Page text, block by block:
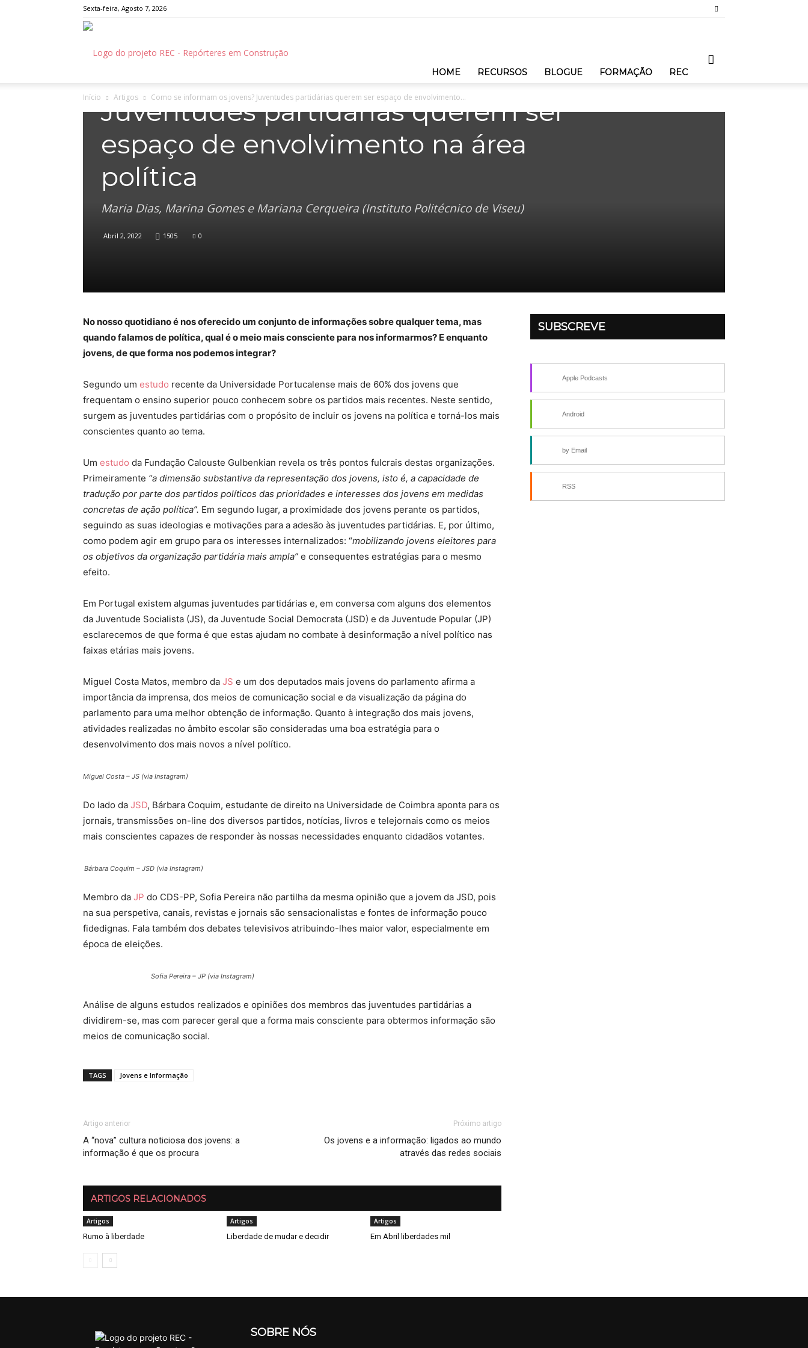
Sexta-feira, Agosto 7, 2026
HOME RECURSOS BLOGUE FORMAÇÃO REC
Início Artigos Como se informam os jovens? Juventudes partidárias querem ser espaço de envolvimento...
Artigos
Como se informam os jovens?
Juventudes partidárias querem ser
espaço de envolvimento na área
política
Maria Dias, Marina Gomes e Mariana Cerqueira (Instituto Politécnico de Viseu)
Abril 2, 2022 1505 0
No nosso quotidiano é nos oferecido um conjunto de informações sobre qualquer tema, mas
quando falamos de política, qual é o meio mais consciente para nos informarmos? E enquanto
jovens, de que forma nos podemos integrar?
Segundo um estudo recente da Universidade Portucalense mais de 60% dos jovens que
frequentam o ensino superior pouco conhecem sobre os partidos mais recentes. Neste sentido,
surgem as juventudes partidárias com o propósito de incluir os jovens na política e torná-los mais
conscientes quanto ao tema.
Um estudo da Fundação Calouste Gulbenkian revela os três pontos fulcrais destas organizações.
Primeiramente “a dimensão substantiva da representação dos jovens, isto é, a capacidade de
tradução por parte dos partidos políticos das prioridades e interesses dos jovens em medidas
concretas de ação política”. Em segundo lugar, a proximidade dos jovens perante os partidos,
seguindo as suas ideologias e motivações para a adesão às juventudes partidárias. E, por último,
como podem agir em grupo para os interesses internalizados: “mobilizando jovens eleitores para
os objetivos da organização partidária mais ampla” e consequentes estratégias para o mesmo
efeito.
Em Portugal existem algumas juventudes partidárias e, em conversa com alguns dos elementos
da Juventude Socialista (JS), da Juventude Social Democrata (JSD) e da Juventude Popular (JP)
esclarecemos de que forma é que estas ajudam no combate à desinformação a nível político nas
faixas etárias mais jovens.
Miguel Costa Matos, membro da JS e um dos deputados mais jovens do parlamento afirma a
importância da imprensa, dos meios de comunicação social e da visualização da página do
parlamento para uma melhor obtenção de informação. Quanto à integração dos mais jovens,
atividades realizadas no âmbito escolar são consideradas uma boa estratégia para o
desenvolvimento dos mais novos a nível político.
Miguel Costa – JS (via Instagram)
Do lado da JSD, Bárbara Coquim, estudante de direito na Universidade de Coimbra aponta para os
jornais, transmissões on-line dos diversos partidos, notícias, livros e telejornais como os meios
mais conscientes capazes de responder às nossas necessidades enquanto cidadãos votantes.
Bárbara Coquim – JSD (via Instagram)
Membro da JP do CDS-PP, Sofia Pereira não partilha da mesma opinião que a jovem da JSD, pois
na sua perspetiva, canais, revistas e jornais são sensacionalistas e fontes de informação pouco
fidedignas. Fala também dos debates televisivos atribuindo-lhes maior valor, especialmente em
época de eleições.
Sofia Pereira – JP (via Instagram)
Análise de alguns estudos realizados e opiniões dos membros das juventudes partidárias a
dividirem-se, mas com parecer geral que a forma mais consciente para obtermos informação são
meios de comunicação social.
TAGS Jovens e Informação
Artigo anterior
A “nova” cultura noticiosa dos jovens: a
informação é que os procura
Próximo artigo
Os jovens e a informação: ligados ao mundo
através das redes sociais
ARTIGOS RELACIONADOS
Artigos
Rumo à liberdade
Artigos
Liberdade de mudar e decidir
Artigos
Em Abril liberdades mil
SUBSCREVE
Apple Podcasts
Android
by Email
RSS
SOBRE NÓS